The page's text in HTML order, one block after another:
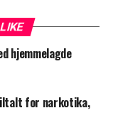
hjemmelagde
for narkotika,